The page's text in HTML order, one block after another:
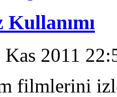
Kas 2011
filmlerini